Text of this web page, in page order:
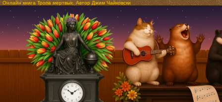
Онлайн книга Тропа мертвых. Автор Джим Чайковски